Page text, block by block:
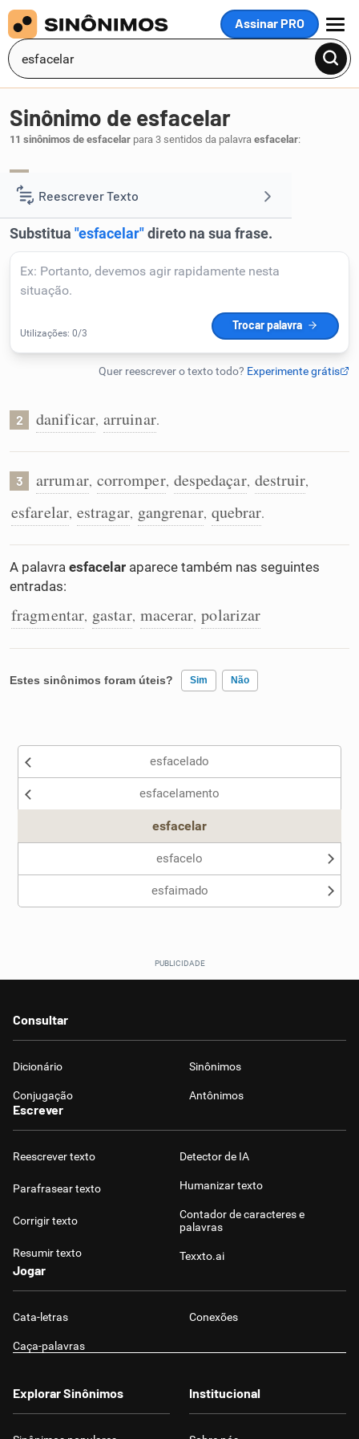
Assinar PRO
MENU
Reescrever Texto
Resumir Texto
Corrigir Texto
Detector de IA
Humanizador de IA
Conexões
Caça-palavras
Dicionário
Sinônimo de esfacelar
11 sinônimos de esfacelar para 3 sentidos da palavra esfacelar:
2 danificar, arruinar.
3 arrumar, corromper, despedaçar, destruir,
esfarelar, estragar, gangrenar, quebrar.
A palavra esfacelar aparece também nas seguintes
entradas:
fragmentar, gastar, macerar, polarizar
Estes sinônimos foram úteis? Sim Não
Nenhum dos sinônimos apresentados me ajudou
esfacelado
esfacelamento
esfacelar
esfacelo
esfaimado
Consultar
Dicionário Sinônimos
Conjugação Antônimos
Escrever
Reescrever texto
Parafrasear texto
Corrigir texto
Resumir texto
Detector de IA
Humanizar texto
Contador de caracteres e
palavras
Texxto.ai
Jogar
Cata-letras Conexões
Caça-palavras
Explorar Sinônimos Institucional